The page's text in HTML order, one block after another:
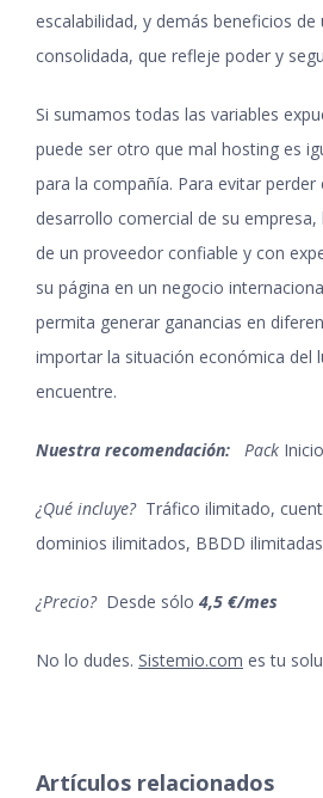
escalabilidad, y demás beneficios de
consolidada, que refleje poder y
Si sumamos todas las variables
puede ser otro que mal hosting es
para la compañía. Para evitar perder
desarrollo comercial de su empresa,
de un proveedor confiable y con
su página en un negocio
permita generar ganancias en
importar la situación económica del
encuentre.
Nuestra recomendación: Pack
¿Qué incluye? Tráfico ilimitado,
dominios ilimitados, BBDD
¿Precio? Desde sólo 4,5 €/mes
No lo dudes. Sistemio.com es tu
Artículos relacionados